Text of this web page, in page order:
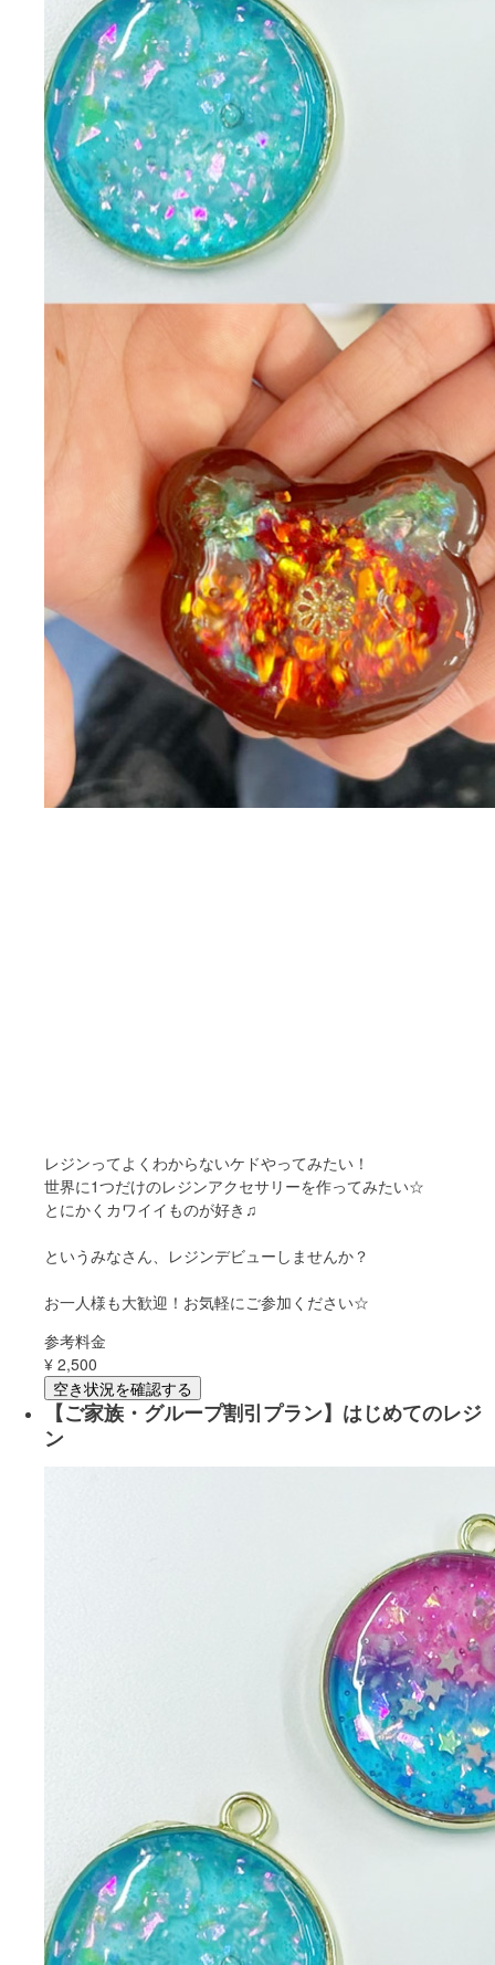
レジンってよくわからないケドやってみたい‍！
世界に1つだけのレジンアクセサリーを作ってみたい☆
とにかくカワイイものが好き♫
というみなさん、レジンデビューしませんか？
お一人様も大歓迎！お気軽にご参加ください☆
参考料金
¥ 2,500
空き状況を確認する
【ご家族・グループ割引プラン】はじめてのレジ
ン